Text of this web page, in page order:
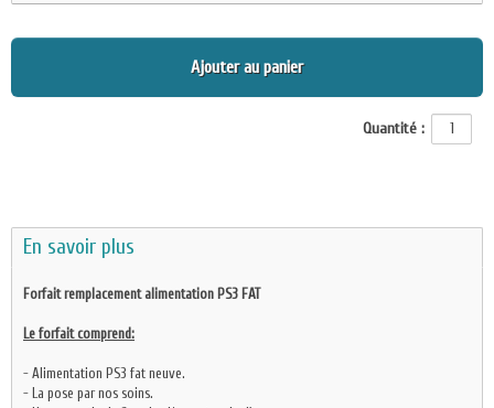
Ajouter au panier
Quantité :
En savoir plus
Forfait remplacement alimentation PS3 FAT
Le forfait comprend:
- Alimentation PS3 fat neuve.
- La pose par nos soins.